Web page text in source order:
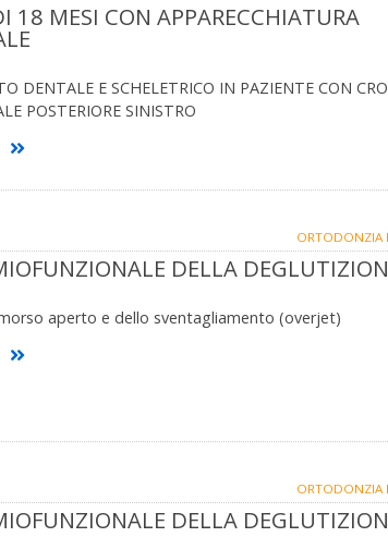
18 MESI CON APPARECCHIATURA
DENTALE E SCHELETRICO IN PAZIENTE CON
POSTERIORE SINISTRO
ORTODONZIA
DELLA
aperto e dello sventagliamento (overjet)
ORTODONZIA
DELLA